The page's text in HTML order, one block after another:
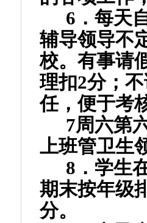
6 ．每天
辅导领导不
校。有事请
理扣2分；
任，便于考
7周六第
上班管卫生
8 ．学生
期末按年级
分。